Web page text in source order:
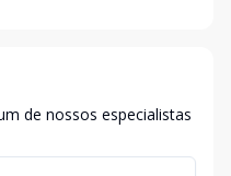
de nossos especialistas